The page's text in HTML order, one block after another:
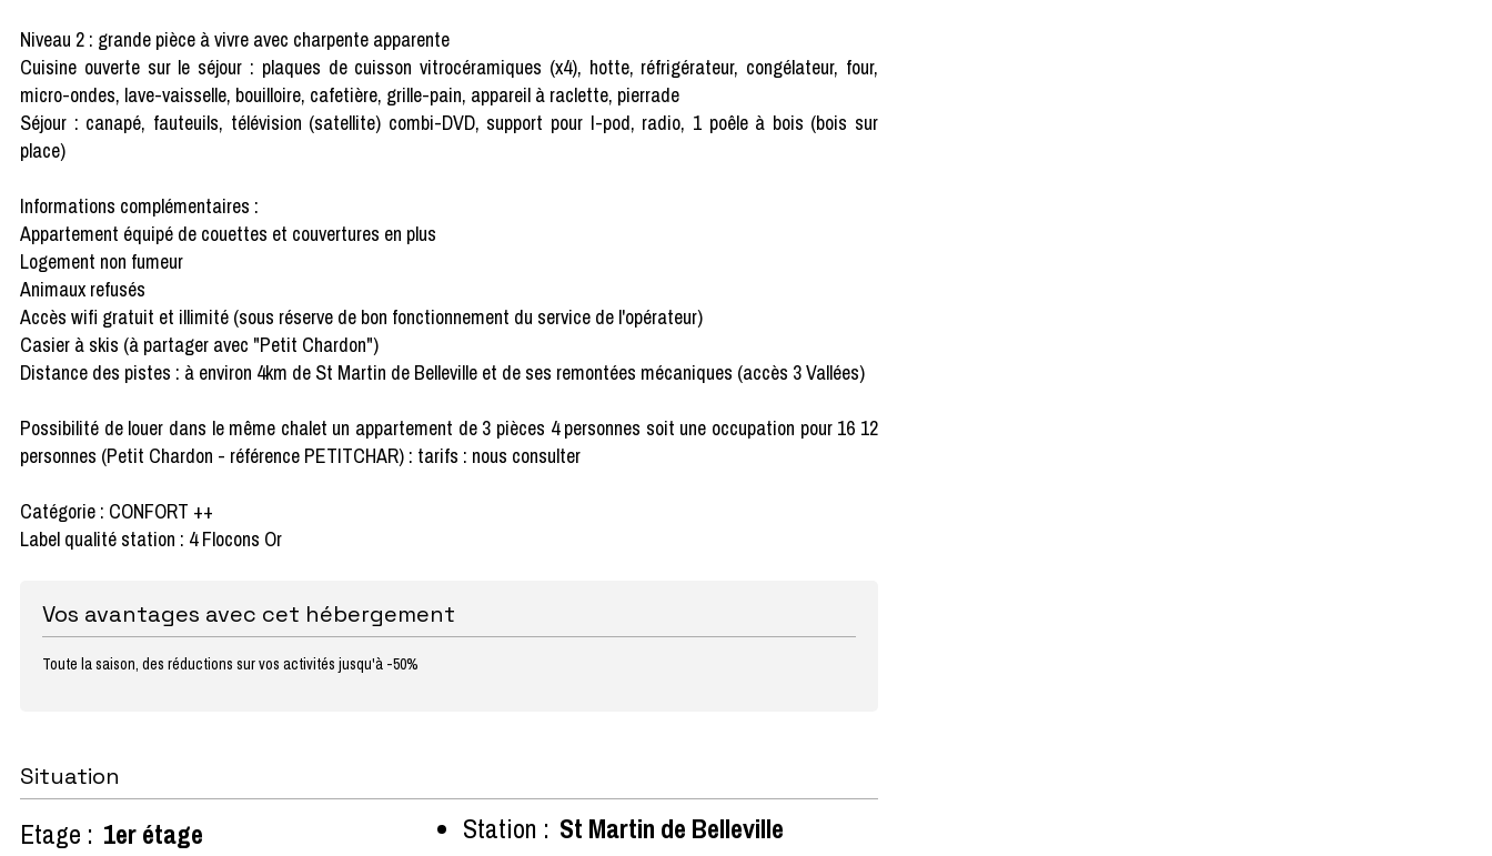
Niveau 2 : grande pièce à vivre avec charpente apparente
Cuisine ouverte sur le séjour : plaques de cuisson vitrocéramiques (x4), hotte, réfrigérateur, congélateur, four,
micro-ondes, lave-vaisselle, bouilloire, cafetière, grille-pain, appareil à raclette, pierrade
Séjour : canapé, fauteuils, télévision (satellite) combi-DVD, support pour I-pod, radio, 1 poêle à bois (bois sur
place)
Informations complémentaires :
Appartement équipé de couettes et couvertures en plus
Logement non fumeur
Animaux refusés
Accès wifi gratuit et illimité (sous réserve de bon fonctionnement du service de l'opérateur)
Casier à skis (à partager avec "Petit Chardon")
Distance des pistes : à environ 4km de St Martin de Belleville et de ses remontées mécaniques (accès 3 Vallées)
Possibilité de louer dans le même chalet un appartement de 3 pièces 4 personnes soit une occupation pour 16 12
personnes (Petit Chardon - référence PETITCHAR) : tarifs : nous consulter
Catégorie : CONFORT ++
Label qualité station : 4 Flocons Or
Vos avantages avec cet hébergement
Toute la saison, des réductions sur vos activités jusqu'à -50%
Situation
Etage : 1er étage
Station : St Martin de Belleville